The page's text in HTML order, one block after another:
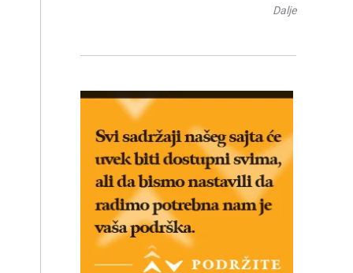
Dalje